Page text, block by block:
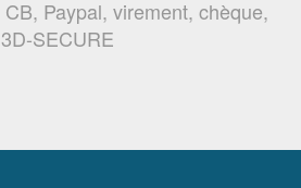
Paypal, virement, chèque,
3D-SECURE